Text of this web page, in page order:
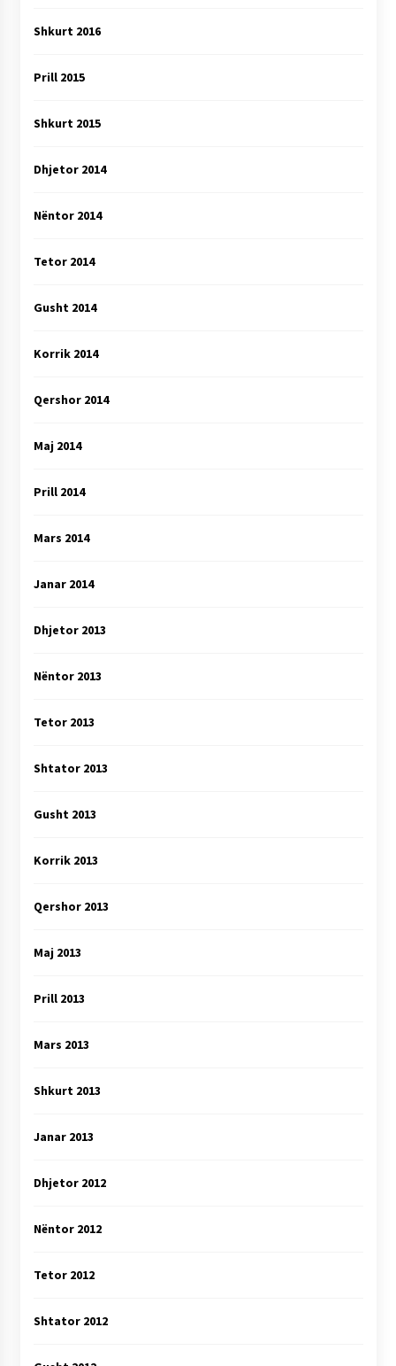
Shkurt 2016
Prill 2015
Shkurt 2015
Dhjetor 2014
Nëntor 2014
Tetor 2014
Gusht 2014
Korrik 2014
Qershor 2014
Maj 2014
Prill 2014
Mars 2014
Janar 2014
Dhjetor 2013
Nëntor 2013
Tetor 2013
Shtator 2013
Gusht 2013
Korrik 2013
Qershor 2013
Maj 2013
Prill 2013
Mars 2013
Shkurt 2013
Janar 2013
Dhjetor 2012
Nëntor 2012
Tetor 2012
Shtator 2012